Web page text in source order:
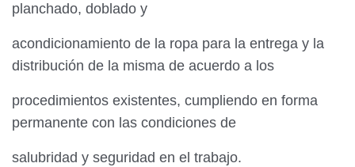
planchado, doblado y
acondicionamiento de la ropa para la entrega y la
distribución de la misma de acuerdo a los
procedimientos existentes, cumpliendo en forma
permanente con las condiciones de
salubridad y seguridad en el trabajo.